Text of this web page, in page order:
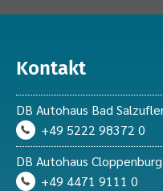
Kontakt
DB Autohaus Bad
+49 5222 98372 0
DB Autohaus Cloppenburg
+49 4471 9111 0